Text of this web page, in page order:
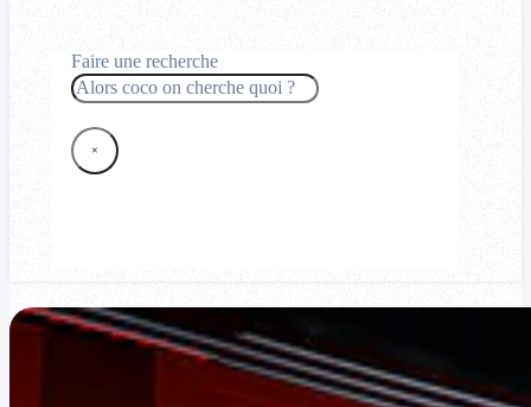
Faire une recherche
Rechercher
×